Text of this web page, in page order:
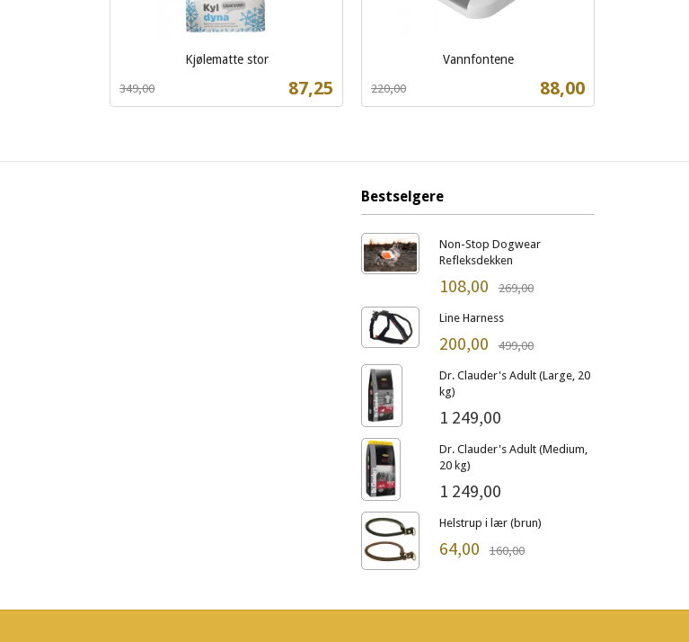
Kjølematte stor
Tilbud
87,25
349,00
mva.
Vannfontene
Tilbud
88,00
220,00
mva.
Bestselgere
Non-Stop Dogwear
Refleksdekken
108,00 269,00
Line Harness
200,00 499,00
Dr. Clauder's Adult (Large, 20
kg)
1 249,00
Dr. Clauder's Adult (Medium,
20 kg)
1 249,00
Helstrup i lær (brun)
64,00 160,00